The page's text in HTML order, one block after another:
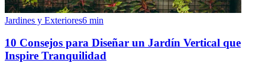
Jardines y Exteriores6 min
10 Consejos para Diseñar un Jardín Vertical que
Inspire Tranquilidad